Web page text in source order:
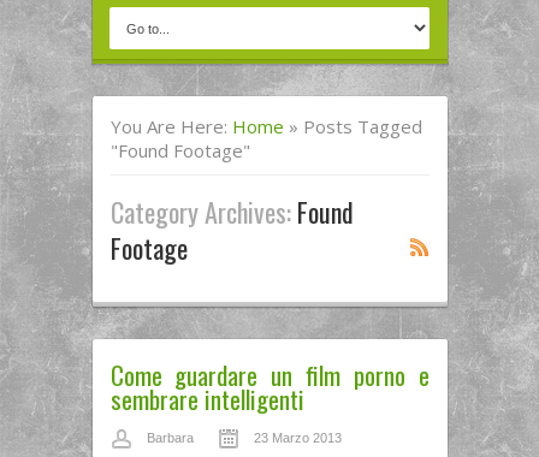
You Are Here: Home » Posts Tagged
"found Footage"
Category Archives:Found
Footage
Come guardare un film porno e
sembrare intelligenti
Barbara 23 Marzo 2013